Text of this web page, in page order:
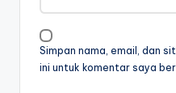
Simpan nama, email, dan
ini untuk komentar saya